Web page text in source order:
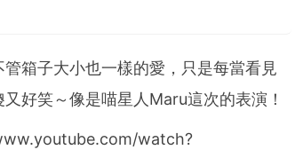
箱子大小也一樣的愛，只是每當看見
好笑～像是喵星人Maru這次的表演！
watch?